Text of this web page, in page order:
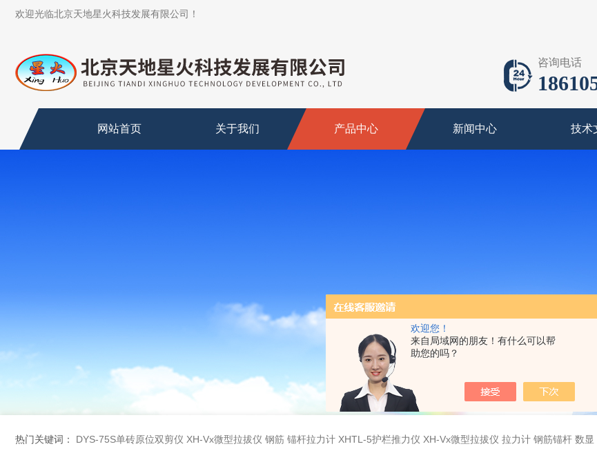
欢迎您！
来自局域网的朋友！有什么可以帮
助您的吗？
欢迎光临北京天地星火科技发展有限公司！
咨询电话
网站首页 关于我们 产品中心 新闻中心 技术
热门关键词： DYS-75S单砖原位双剪仪 XH-Vx微型拉拔仪 钢筋 锚杆拉力计 XHTL-5护栏推力仪 XH-Vx微型拉拔仪 拉力计 钢筋锚杆 数显